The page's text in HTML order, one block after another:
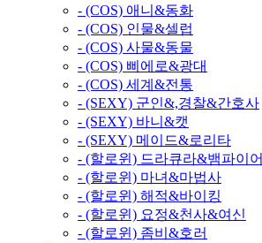
- (COS) 애니&동화
- (COS) 인물&셀럽
- (COS) 사물&동물
- (COS) 삐에로&광대
- (COS) 세계&전통
- (SEXY) 군인&,경찰&간호사
- (SEXY) 바니&캣
- (SEXY) 메이드&로리타
- (할로윈) 드라큐라&뱀파이어
- (할로윈) 마녀&마법사
- (할로윈) 해적&바이킹
- (할로윈) 요정&천사&여신
- (할로윈) 좀비&호러